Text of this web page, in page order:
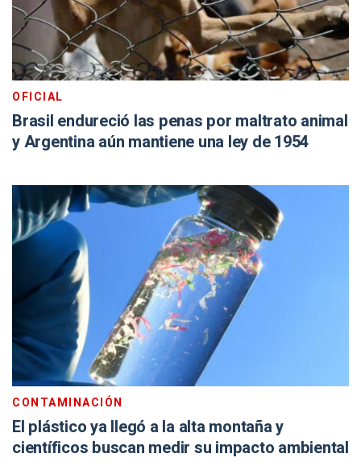
OFICIAL
Brasil endureció las penas por maltrato animal
y Argentina aún mantiene una ley de 1954
CONTAMINACIÓN
El plástico ya llegó a la alta montaña y
científicos buscan medir su impacto ambiental